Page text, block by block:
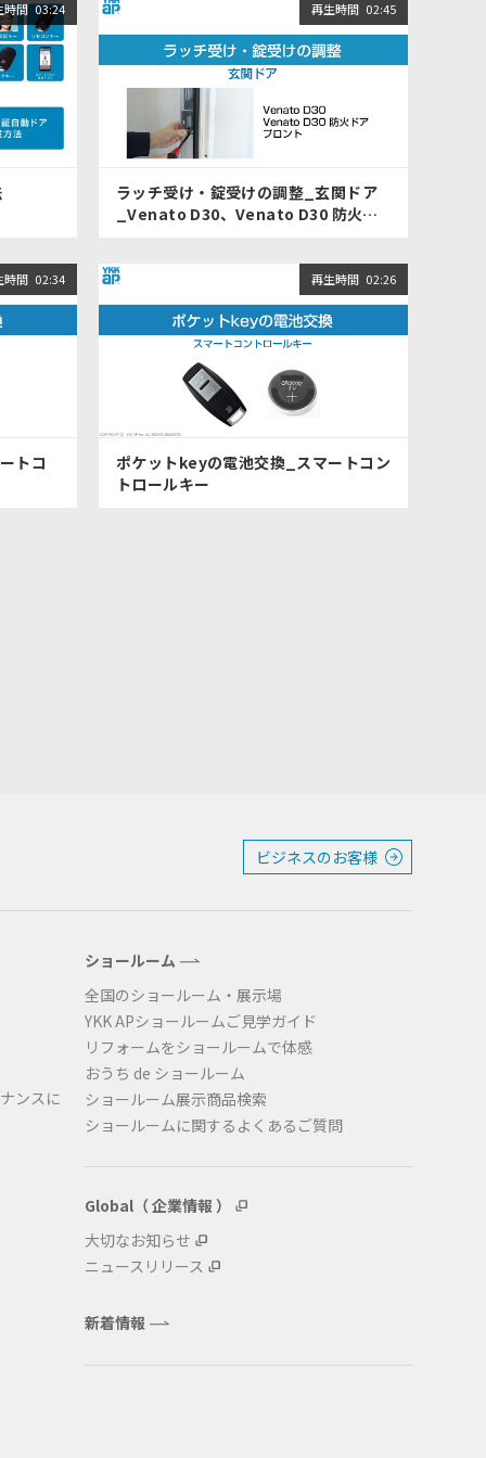
時間 03:24
ラッチ受け・錠受けの調整_玄関ドア
_Venato D30、Venato D30 防火ド
再生時間 02:45
トコ
時間 02:34
ポケットkeyの電池交換_スマートコン
トロールキー
再生時間 02:26
ビジネスのお客様
ンスに
ショールーム
全国のショールーム・展示場
YKK APショールームご見学ガイド
リフォームをショールームで体感
おうち de ショールーム
ショールーム展示商品検索
ショールームに関するよくあるご質問
Global（ 企業情報 ）
大切なお知らせ
ニュースリリース
新着情報